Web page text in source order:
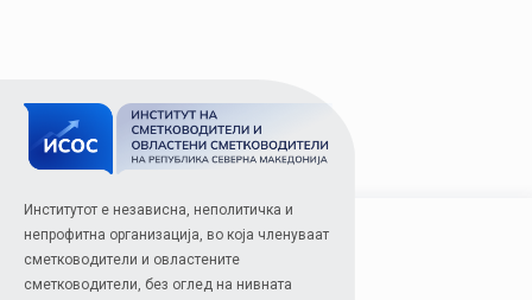
Институтот е независна, неполитичка и
непрофитна организација, во која членуваат
сметководители и овластените
сметководители, без оглед на нивната